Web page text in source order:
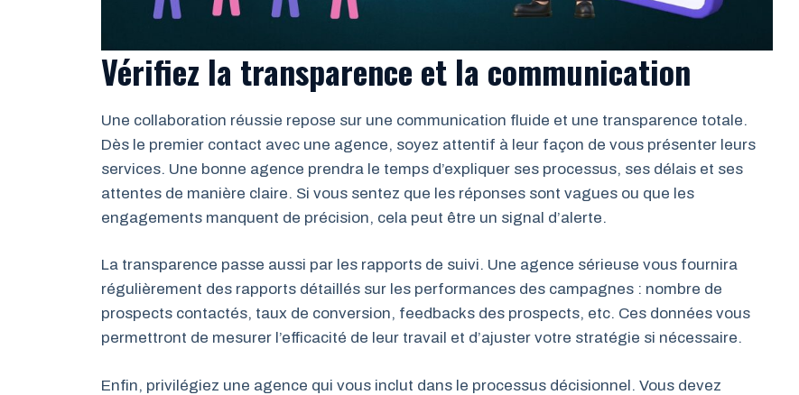
Vérifiez la transparence et la communication
Une collaboration réussie repose sur une communication fluide et une transparence totale.
Dès le premier contact avec une agence, soyez attentif à leur façon de vous présenter leurs
services. Une bonne agence prendra le temps d’expliquer ses processus, ses délais et ses
attentes de manière claire. Si vous sentez que les réponses sont vagues ou que les
engagements manquent de précision, cela peut être un signal d’alerte.
La transparence passe aussi par les rapports de suivi. Une agence sérieuse vous fournira
régulièrement des rapports détaillés sur les performances des campagnes : nombre de
prospects contactés, taux de conversion, feedbacks des prospects, etc. Ces données vous
permettront de mesurer l’efficacité de leur travail et d’ajuster votre stratégie si nécessaire.
Enfin, privilégiez une agence qui vous inclut dans le processus décisionnel. Vous devez